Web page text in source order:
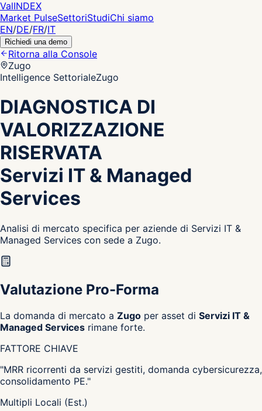
ValINDEX
Market PulseSettoriStudiChi siamo
EN/DE/FR/IT
Richiedi una demo
Ritorna alla Console
Zugo
Intelligence SettorialeZugo
DIAGNOSTICA DI
VALORIZZAZIONE
RISERVATA
Servizi IT & Managed
Services
Analisi di mercato specifica per aziende di Servizi IT &
Managed Services con sede a Zugo.
Valutazione Pro-Forma
La domanda di mercato a Zugo per asset di Servizi IT &
Managed Services rimane forte.
FATTORE CHIAVE
"MRR ricorrenti da servizi gestiti, domanda cybersicurezza,
consolidamento PE."
Multipli Locali (Est.)